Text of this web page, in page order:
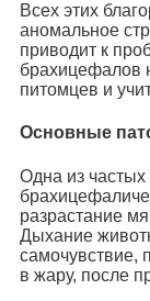
Всех этих
аномальное
приводит к
брахицефалов
питомцев и
Основные
Одна из
разрастание
Дыхание
самочувствие,
в жару, после